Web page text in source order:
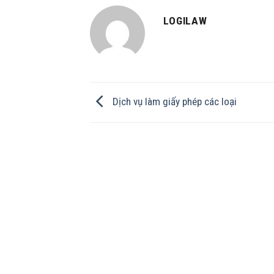
LOGILAW
Dịch vụ làm giấy phép các loại